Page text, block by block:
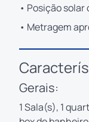
• Posição solar
• Metragem
Gerais:
1 Sala(s), 1